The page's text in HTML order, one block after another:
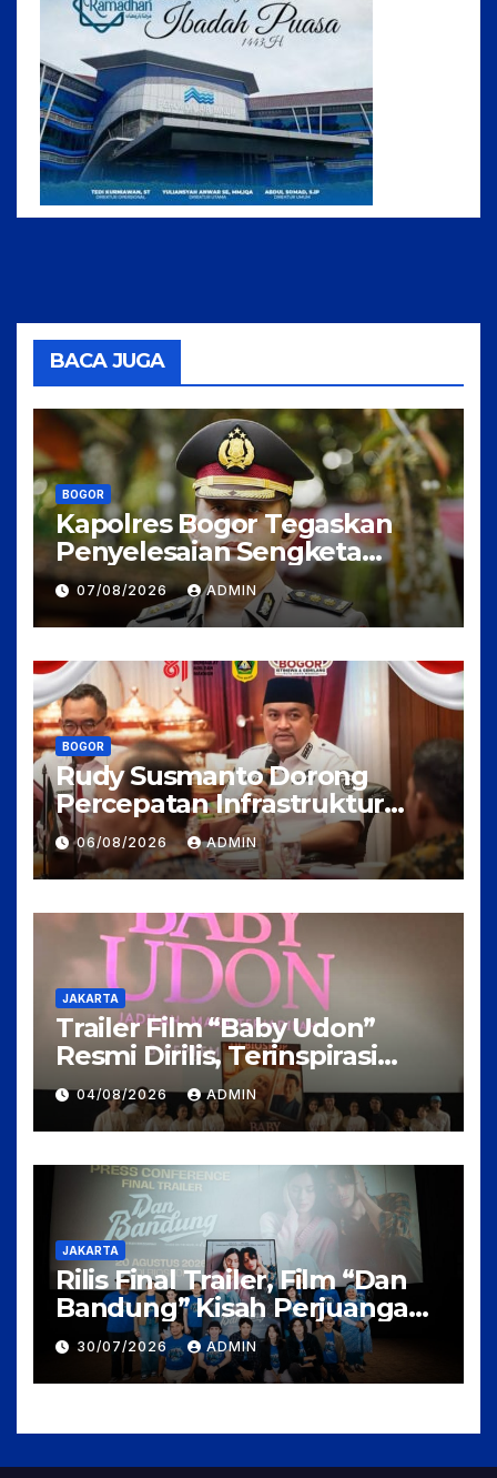
BACA JUGA
BOGOR
Kapolres Bogor Tegaskan
Penyelesaian Sengketa
Tanah Tamansari Harus
Lewat Jalur Hukum Damai
07/08/2026 ADMIN
BOGOR
Rudy Susmanto Dorong
Percepatan Infrastruktur
untuk Menarik Investasi ke
Kabupaten Bogor
06/08/2026 ADMIN
JAKARTA
Trailer Film “Baby Udon”
Resmi Dirilis, Terinspirasi
Kisah Nyata Perjuangan
Fanny Kondoh
04/08/2026 ADMIN
JAKARTA
Rilis Final Trailer, Film “Dan
Bandung” Kisah Perjuangan
Cinta Karya Pidi Baig dan
Arahan Rudi Soedjarwo, Siap
Mengaduk Emosi Penonton
30/07/2026 ADMIN